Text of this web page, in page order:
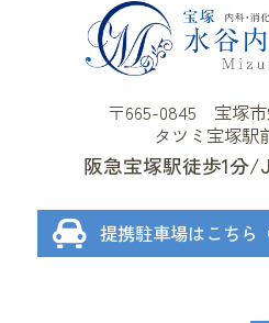
〒665-0845 宝塚市
タツミ宝塚駅
阪急宝塚駅徒歩1分
提携駐車場はこちら